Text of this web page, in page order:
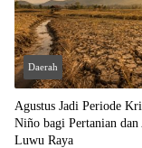
Daerah
Agustus Jadi Periode
Niño bagi Pertanian
Luwu Raya